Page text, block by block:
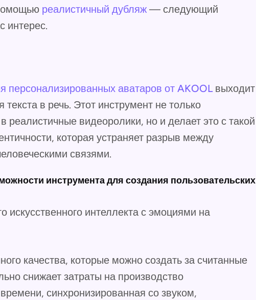
реалистичный дубляж — следующий
интерес.
персонализированных аватаров от AKOOLвыходит
в речь. Этот инструмент не только
реалистичные видеоролики, но и делает это с такой
которая устраняет разрыв между
связями.
инструмента для создания пользовательских
искусственного интеллекта с эмоциями на
качества, которые можно создать за считанные
снижает затраты на производство
синхронизированная со звуком,